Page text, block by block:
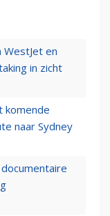
en
in zicht
komende
naar Sydney